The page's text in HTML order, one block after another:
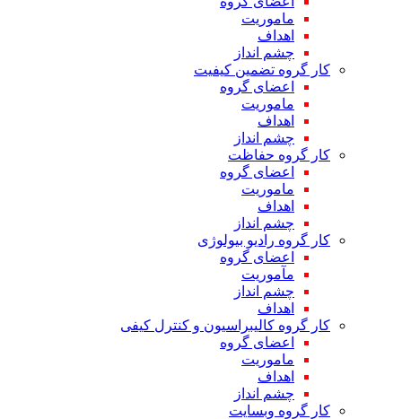
ماموریت
اهداف
چشم انداز
کار گروه تضمین کیفیت
اعضای گروه
ماموریت
اهداف
چشم انداز
کار گروه حفاظت
اعضای گروه
ماموریت
اهداف
چشم انداز
کار گروه رادیو بیولوژی
اعضای گروه
مآموریت
چشم انداز
اهداف
کار گروه کالیبراسیون و کنترل کیفی
اعضای گروه
ماموریت
اهداف
چشم انداز
کار گروه وبسایت